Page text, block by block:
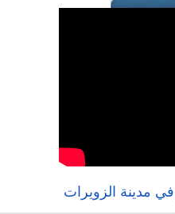
في مدينة الزويرات